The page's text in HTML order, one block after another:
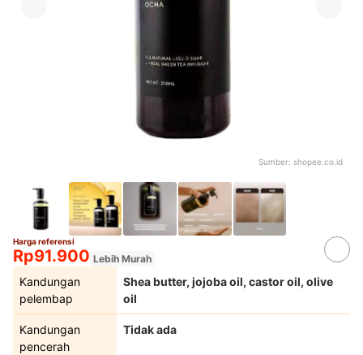
Sumber: shopee.co.id
Harga referensi
Rp91.900 Lebih Murah
Kandungan
pelembap
Shea butter, jojoba oil, castor oil, olive
oil
Kandungan
pencerah
Tidak ada